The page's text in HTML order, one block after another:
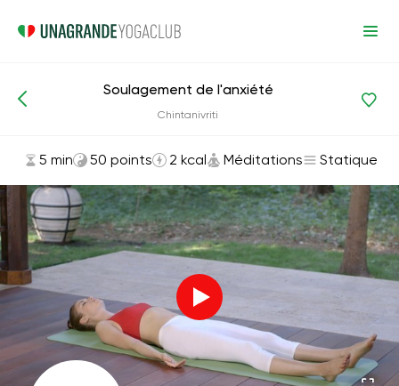
Asanas et exercices Méditations
Soulagement de l'anxiété
Chintanivriti
5 min 50 points 2 kcal Méditations Statique